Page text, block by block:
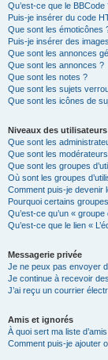
Qu’est-ce que le BBCode
Puis-je insérer du code
Que sont les émoticônes
Puis-je insérer des
Que sont les annonces
Que sont les annonces ?
Que sont les notes ?
Que sont les sujets
Que sont les icônes de
Niveaux des
Que sont les
Que sont les
Que sont les groupes
Où sont les groupes
Comment puis-je devenir
Pourquoi certains
Qu’est-ce qu’un «
Qu’est-ce que le lien «
Messagerie privée
Je ne peux pas envoyer
Je continue à recevoir
J’ai reçu un courrier
Amis et ignorés
À quoi sert ma liste
Comment puis-je ajouter